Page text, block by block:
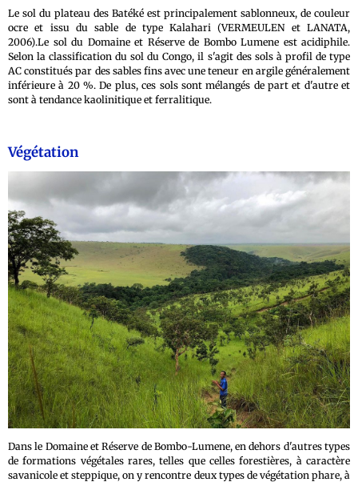
Le sol du plateau des Batéké est principalement sablonneux, de couleur
ocre et issu du sable de type Kalahari (VERMEULEN et LANATA,
2006).Le sol du Domaine et Réserve de Bombo Lumene est acidiphile.
Selon la classification du sol du Congo, il s'agit des sols à profil de type
AC constitués par des sables fins avec une teneur en argile généralement
inférieure à 20 %. De plus, ces sols sont mélangés de part et d'autre et
sont à tendance kaolinitique et ferralitique.
Végétation
Dans le Domaine et Réserve de Bombo-Lumene, en dehors d'autres types
de formations végétales rares, telles que celles forestières, à caractère
savanicole et steppique, on y rencontre deux types de végétation phare, à